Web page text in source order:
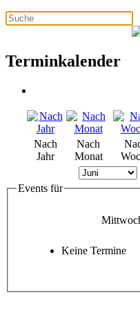
Terminkalender
Nach
Jahr
Nach
Monat
Events für
Keine Termine